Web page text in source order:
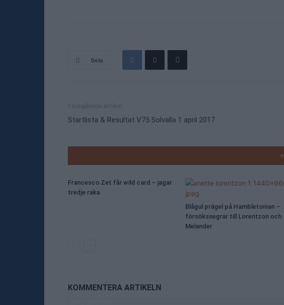
Dela
Startlista & Resultat V75 Solvalla 1 april 2017
>
Francesco Zet får wild card – jagar
tredje raka
Blågul prägel på Hambletonian –
försökssegrar till Lorentzon och
Melander
KOMMENTERA ARTIKELN